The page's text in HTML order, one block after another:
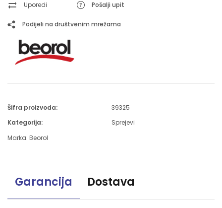
Uporedi Pošalji upit
Podijeli na društvenim mrežama
Šifra proizvoda:
39325
Kategorija:
Sprejevi
Marka: Beorol
Garancija Dostava